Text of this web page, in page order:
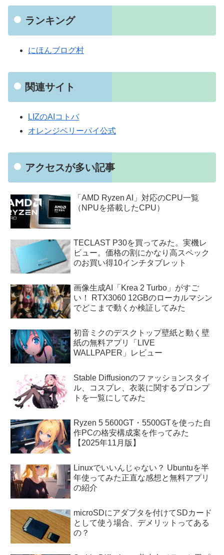
ランキング
にほんブログ村
関連サイト
LIZのAIコトバ
オレンジベリーパイ公式
アクセスが多い記事
「AMD Ryzen AI」対応のCPU一覧
（NPUを搭載したCPU）
TECLAST P30を買ってみた。実機レ
ビュー。価格の割にかなり高スペック
のお買い得10インチタブレット
画像生成AI「Krea 2 Turbo」がすご
い！ RTX3060 12GBのローカルマシン
でどこまで動くか検証してみた
初音ミクのデスクトップ壁紙と動く壁
紙の無料アプリ「LIVE
WALLPAPER」レビュー
Stable Diffusionのファッションスタイ
ル、コスプレ、衣装に関するプロンプ
トを一覧にしてみた
Ryzen 5 5600GT・5500GTを使った自
作PCの格安構成案を作ってみた
【2025年11月版】
Linuxでいいんじゃない？ Ubuntuを半
年使ってみた正直な感想と無料アプリ
の紹介
microSDにアダプタを付けてSDカード
として使う場合、デメリットってある
の？